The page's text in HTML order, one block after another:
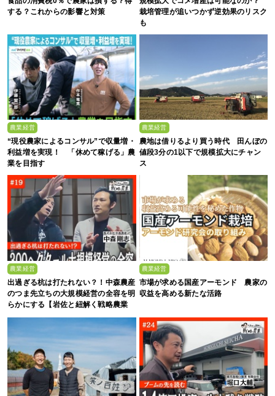
する？これからの影響と対策
栽培管理が追いつかず逆効果のリスク
も
農業経営
“現役農家によるコンサル”で収量増・
利益増を実現！ 「休めて稼げる」農
業を目指す
農業経営
農地は借りるより買う時代 田んぼの
値段3分の1以下で規模拡大にチャン
ス
農業経営
出過ぎる杭は打たれない？！中森農産
のつま先立ちの大規模経営の全容を明
らかにする【岩佐と紐解く戦略農業
#19】
農業経営
市場が求める国産アーモンド 農家の
収益を高める新たな活路